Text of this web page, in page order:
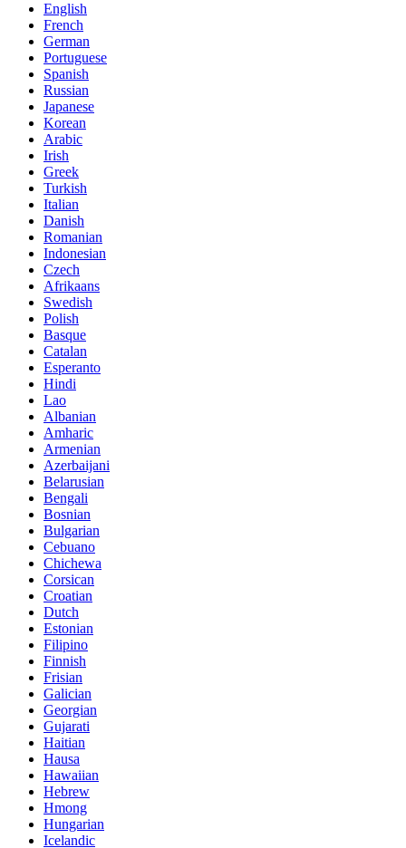
English
French
German
Portuguese
Spanish
Russian
Japanese
Korean
Arabic
Irish
Greek
Turkish
Italian
Danish
Romanian
Indonesian
Czech
Afrikaans
Swedish
Polish
Basque
Catalan
Esperanto
Hindi
Lao
Albanian
Amharic
Armenian
Azerbaijani
Belarusian
Bengali
Bosnian
Bulgarian
Cebuano
Chichewa
Corsican
Croatian
Dutch
Estonian
Filipino
Finnish
Frisian
Galician
Georgian
Gujarati
Haitian
Hausa
Hawaiian
Hebrew
Hmong
Hungarian
Icelandic